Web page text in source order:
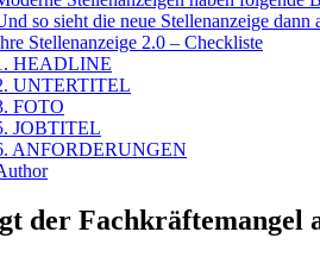
so sieht die neue Stellenanzeige dann
Stellenanzeige 2.0 – Checkliste
HEADLINE
UNTERTITEL
FOTO
JOBTITEL
ANFORDERUNGEN
der Fachkräftemangel